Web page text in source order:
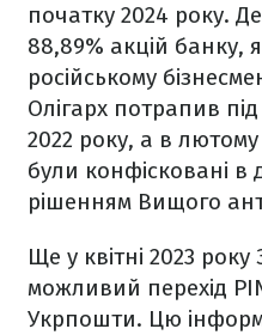
початку 2024 року.
88,89% акцій банку,
російському
Олігарх потрапив
2022 року, а в лютому
були конфісковані в
рішенням Вищого
Ще у квітні 2023
можливий перехід
Укрпошти. Цю